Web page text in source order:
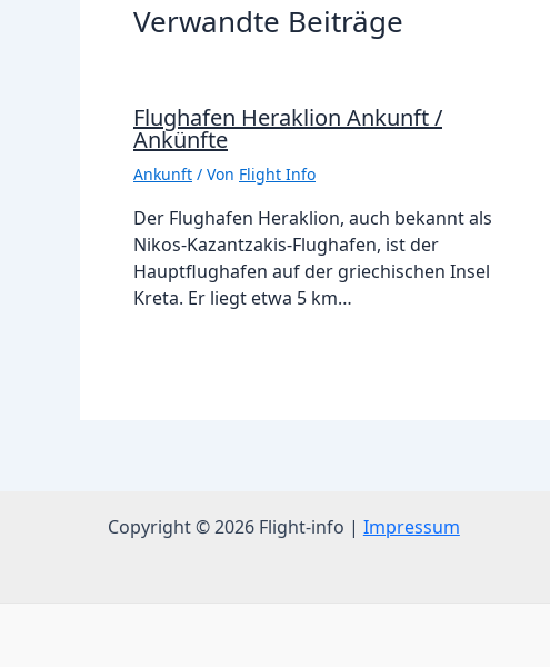
Verwandte Beiträge
Flughafen Heraklion Ankunft /
Ankünfte
Ankunft / Von Flight Info
Der Flughafen Heraklion, auch bekannt als
Nikos-Kazantzakis-Flughafen, ist der
Hauptflughafen auf der griechischen Insel
Kreta. Er liegt etwa 5 km…
Copyright © 2026 Flight-info | Impressum